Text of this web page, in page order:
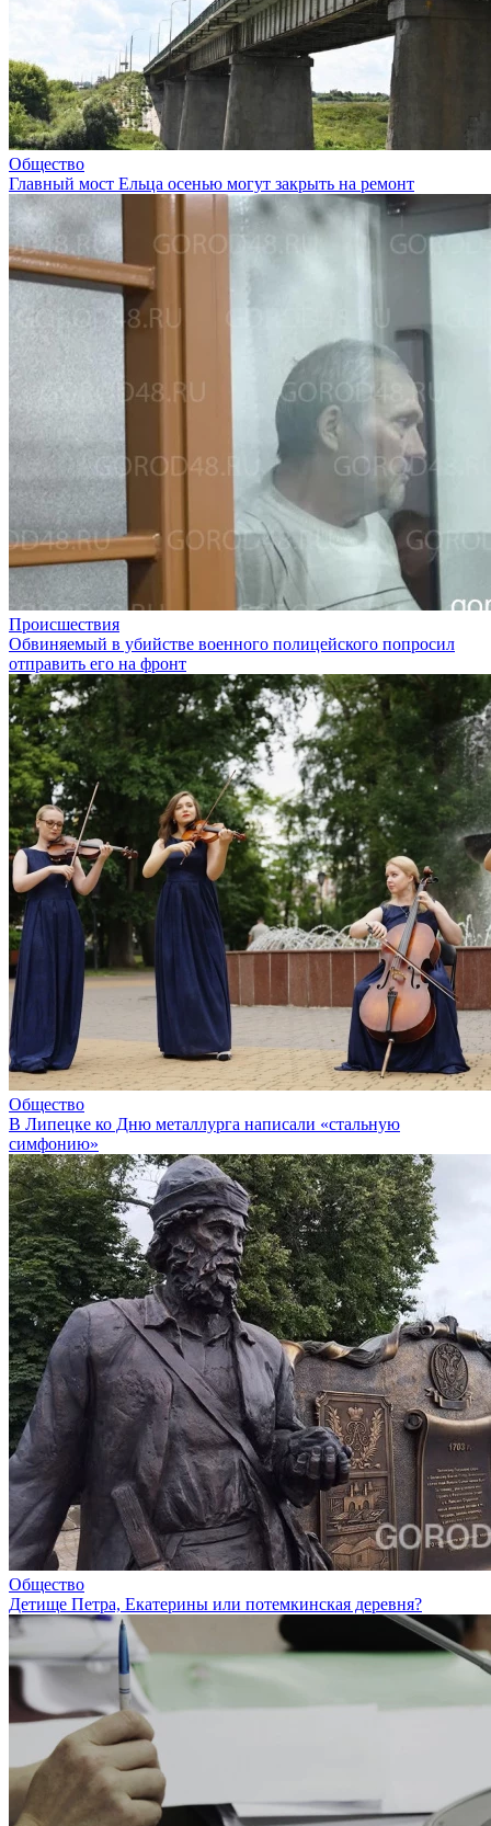
Общество
Главный мост Ельца осенью могут закрыть на ремонт
Происшествия
Обвиняемый в убийстве военного полицейского попросил
отправить его на фронт
Общество
В Липецке ко Дню металлурга написали «стальную
симфонию»
Общество
Детище Петра, Екатерины или потемкинская деревня?